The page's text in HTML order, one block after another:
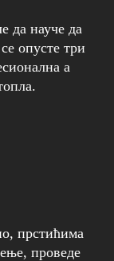
да науче да
опусте три
а
прстићима
проведе